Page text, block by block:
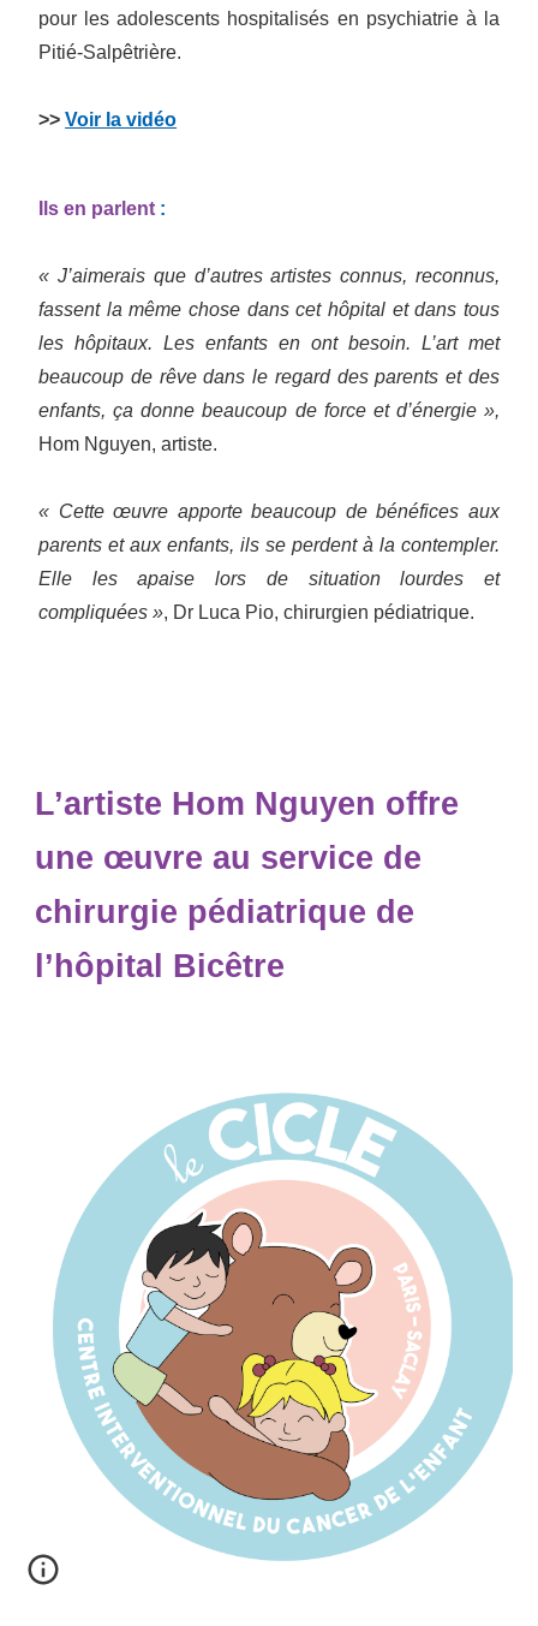
pour les adolescents hospitalisés en psychiatrie à la
Pitié-Salpêtrière.
>>Voir la vidéo
Ils en parlent :
« J’aimerais que d’autres artistes connus, reconnus,
fassent la même chose dans cet hôpital et dans tous
les hôpitaux. Les enfants en ont besoin. L’art met
beaucoup de rêve dans le regard des parents et des
enfants, ça donne beaucoup de force et d’énergie »,
Hom Nguyen, artiste.
« Cette œuvre apporte beaucoup de bénéfices aux
parents et aux enfants, ils se perdent à la contempler.
Elle les apaise lors de situation lourdes et
compliquées », Dr Luca Pio, chirurgien pédiatrique.
L’artiste Hom Nguyen offre
une œuvre au service de
chirurgie pédiatrique de
l’hôpital Bicêtre